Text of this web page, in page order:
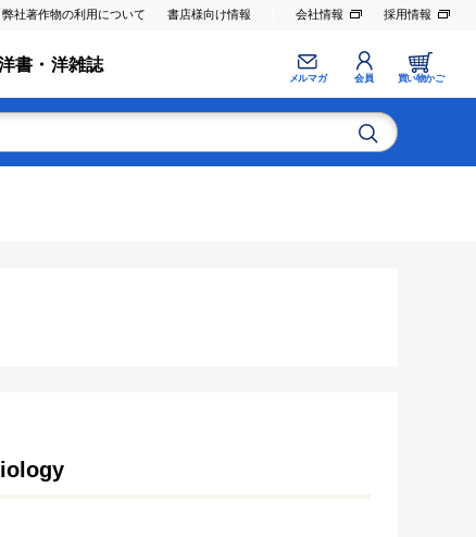
弊社著作物の利用について 書店様向け情報 会社情報 採用情報
書・洋雑誌
メルマガ 会員 買い物かご